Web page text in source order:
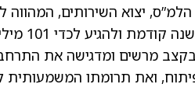
יצוא השירותים,
נמשכת בקצב מרשים ומדגישה את
ואת תרומתו